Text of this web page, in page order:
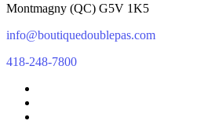
Montmagny (QC) G5V 1K5
info@boutiquedoublepas.com
418-248-7800